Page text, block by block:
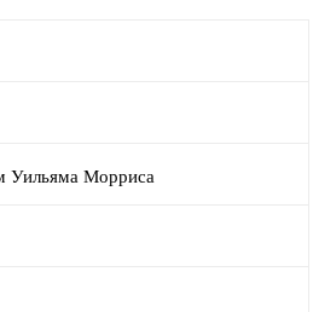
Уильяма Морриса